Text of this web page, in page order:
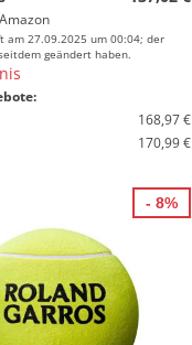
Amazon
am 27.09.2025 um 00:04; der
geändert haben.
168,97 €
170,99 €
- 8%